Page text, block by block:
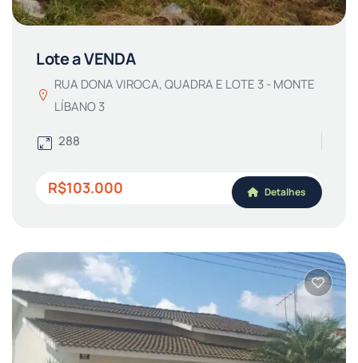
Lote a VENDA
RUA DONA VIROCA, QUADRA E LOTE 3 - MONTE
LÍBANO 3
288
R$103.000 Detalhes